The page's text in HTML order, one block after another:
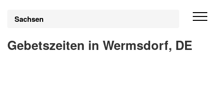
Sachsen
Gebetszeiten in Wermsdorf, DE